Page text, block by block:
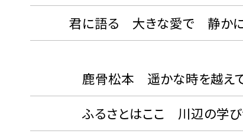
君に語る 大きな愛で 静かに
鹿骨松本 遥かな時を越えて
ふるさとはここ 川辺の学び